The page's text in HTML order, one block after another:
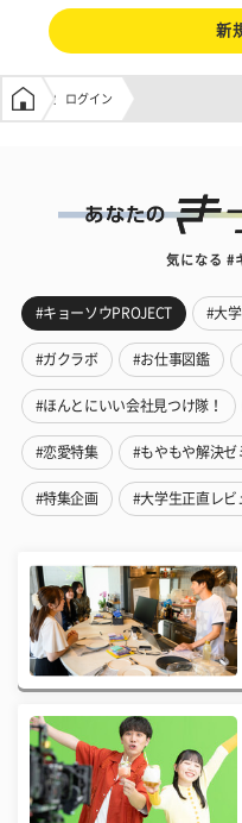
新
学生の窓口トップ
ログイン
気になる #
#キョーソウPROJECT #大
#ガクラボ #お仕事図鑑
#ほんとにいい会社見つけ隊！
#恋愛特集 #もやもや解決ゼ
#特集企画 #大学生正直レビ